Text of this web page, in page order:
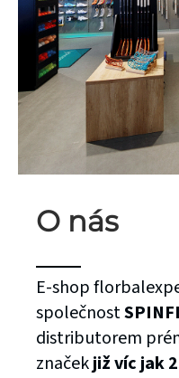
O nás
E-shop
společnost
distributorem
značekjiž víc jak